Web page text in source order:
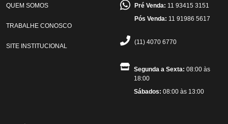
QUEM SOMOS
TRABALHE CONOSCO
SITE INSTITUCIONAL
Pré Venda: 11 93415 3151
Pós Venda: 11 91986 5617
(11) 4070 6770
Segunda a Sexta: 08:00 às
18:00
Sábados: 08:00 às 13:00